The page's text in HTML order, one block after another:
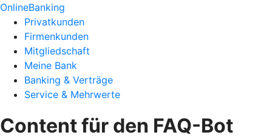
OnlineBanking
Privatkunden
Firmenkunden
Mitgliedschaft
Meine Bank
Banking & Verträge
Service & Mehrwerte
Content für den FAQ-Bot